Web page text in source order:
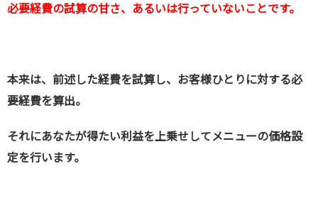
必要経費の試算の甘さ、あるいは行っていないことです。
本来は、前述した経費を試算し、お客様ひとりに対する必
要経費を算出。
それにあなたが得たい利益を上乗せしてメニューの価格設
定を行います。